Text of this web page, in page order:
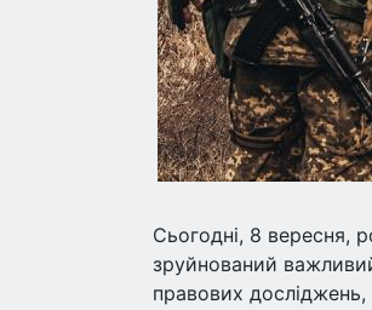
Сьогодні, 8 вересня,
зруйнований
правових